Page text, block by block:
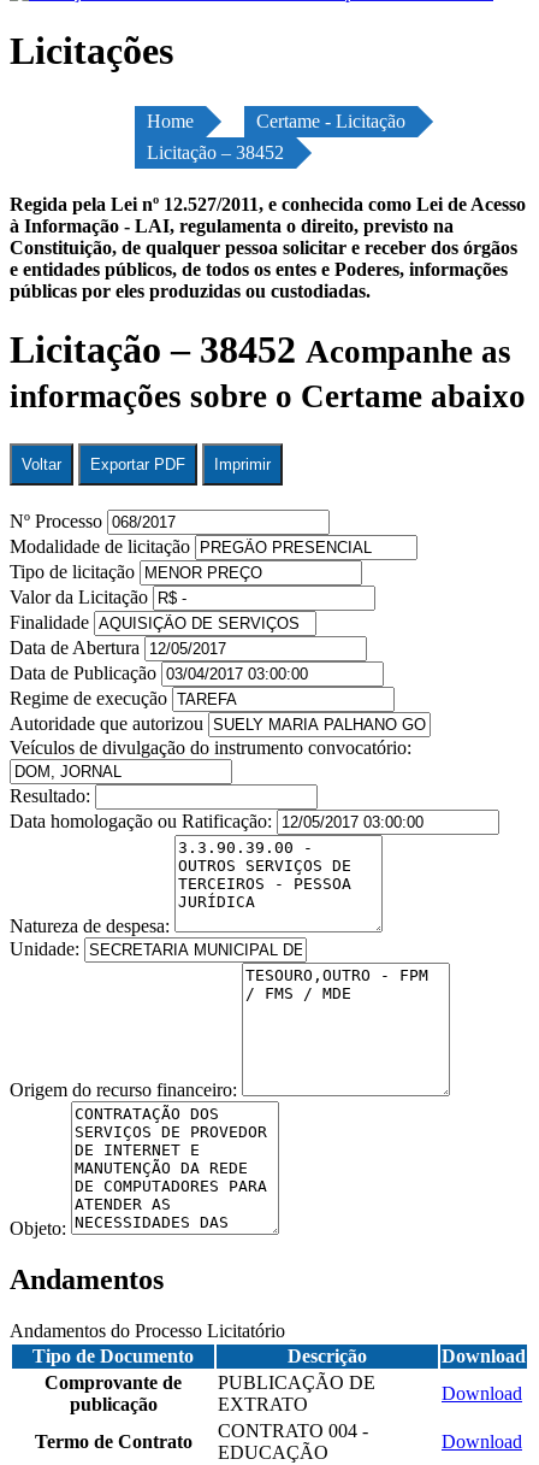
Licitações
Home
Certame - Licitação
Licitação – 38452
Regida pela Lei nº 12.527/2011, e conhecida como Lei de Acesso
à Informação - LAI, regulamenta o direito, previsto na
Constituição, de qualquer pessoa solicitar e receber dos órgãos
e entidades públicos, de todos os entes e Poderes, informações
públicas por eles produzidas ou custodiadas.
Licitação – 38452 Acompanhe as
informações sobre o Certame abaixo
Voltar Exportar PDF Imprimir
Nº Processo
Modalidade de licitação
Tipo de licitação
Valor da Licitação
Finalidade
Data de Abertura
Data de Publicação
Regime de execução
Autoridade que autorizou
Veículos de divulgação do instrumento convocatório:
Resultado:
Data homologação ou Ratificação:
Natureza de despesa:
Unidade:
Origem do recurso financeiro:
Objeto:
Andamentos
Andamentos do Processo Licitatório
Tipo de Documento
Descrição
Download
Comprovante de
publicação
PUBLICAÇÃO DE
EXTRATO
Download
Termo de Contrato
CONTRATO 004 -
EDUCAÇÃO
Download